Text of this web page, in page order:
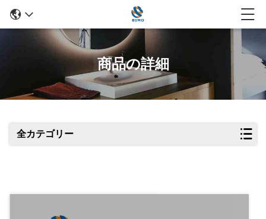
商品の詳細
全カテゴリー